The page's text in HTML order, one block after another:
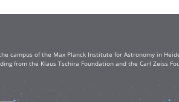
campus of the Max Planck Institute for Astronomy in
from the Klaus Tschira Foundation and the Carl Zeiss